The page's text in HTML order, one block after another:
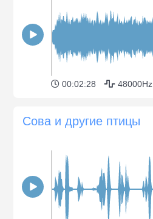
00:02:28 48000Hz
Сова и другие птицы